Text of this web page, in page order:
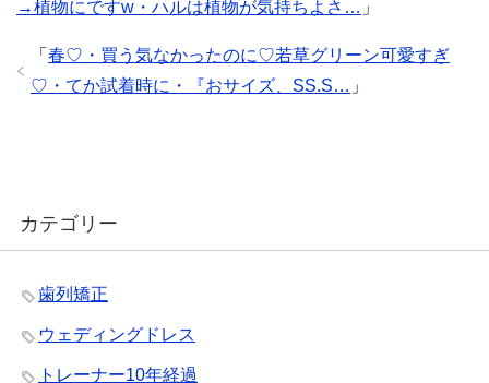
→植物にですw・ハルは植物が気持ちよさ… 」
「 春♡・買う気なかったのに♡若草グリーン可愛すぎ
♡・てか試着時に・『おサイズ、SS.S… 」
カテゴリー
歯列矯正
ウェディングドレス
トレーナー10年経過